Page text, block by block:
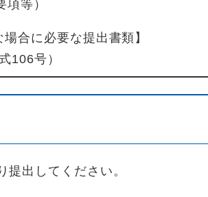
等）
合に必要な提出書類】
106号）
提出してください。